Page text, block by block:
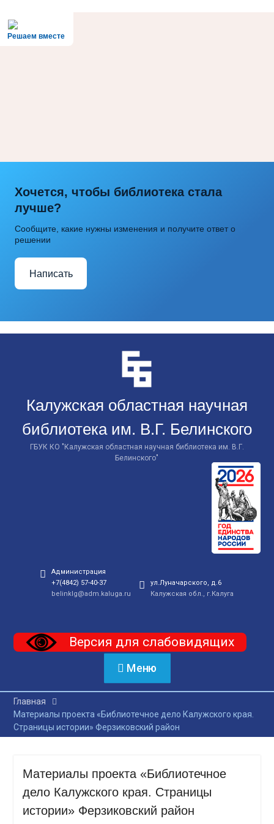
Решаем вместе
Хочется, чтобы библиотека стала
лучше?
Сообщите, какие нужны изменения и получите ответ о
решении
Написать
Калужская областная научная
библиотека им. В.Г. Белинского
ГБУК КО "Калужская областная научная библиотека им. В.Г.
Белинского"
Администрация
+7(4842) 57-40-37
belinklg@adm.kaluga.ru
ул.Луначарского, д.6
Калужская обл., г.Калуга
Версия для слабовидящих
Меню
Главная
Материалы проекта «Библиотечное дело Калужского края.
Страницы истории» Ферзиковский район
Материалы проекта «Библиотечное
дело Калужского края. Страницы
истории» Ферзиковский район